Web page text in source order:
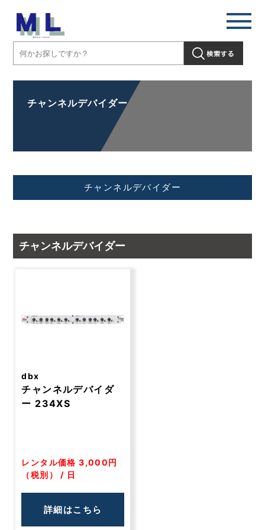
チャンネルデバイダー
チャンネルデバイダー
チャンネルデバイダー
dbx
チャンネルデバイダ
ー 234XS
レンタル価格 3,000円
（税別） / 日
詳細はこちら